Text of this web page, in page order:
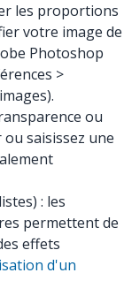
les proportions
votre image de
Photoshop
>
ou
saisissez une
: les
permettent de
effets
d'un